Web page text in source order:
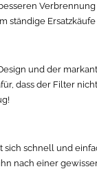
ständige
und der
dass der Filter
schnell und
nach einer